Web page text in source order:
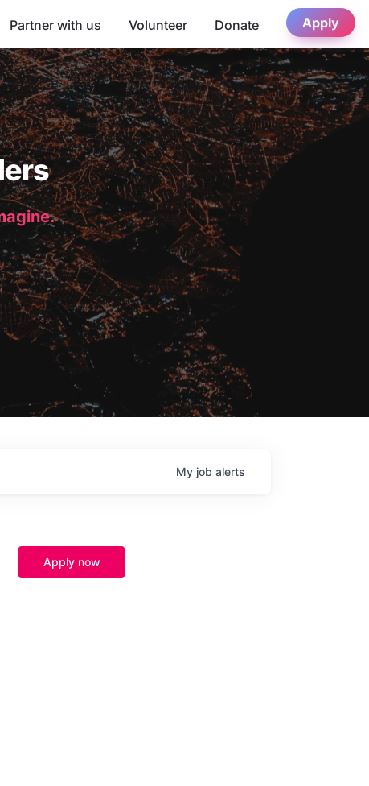
Partner with us Volunteer Donate Apply
My job alerts
Apply now